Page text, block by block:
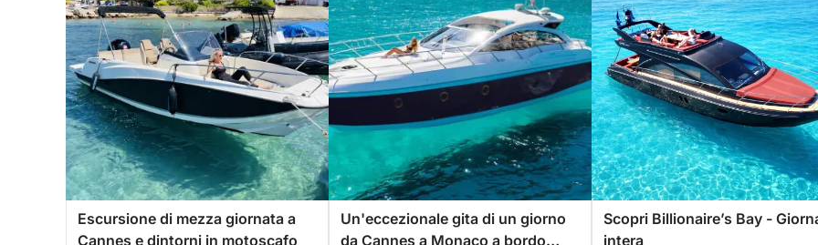
Escursione di mezza giornata a
Cannes e dintorni in motoscafo
Un'eccezionale gita di un giorno
da Cannes a Monaco a bordo
Scopri Billionaire’s Bay -
intera